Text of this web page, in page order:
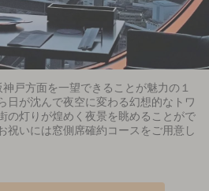
戸方面を一望できることが魅力の１
日が沈んで夜空に変わる幻想的なトワ
の灯りが煌めく夜景を眺めることがで
祝いには窓側席確約コースをご用意し